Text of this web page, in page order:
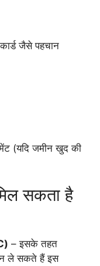
जैसे पहचान
(यदि जमीन खुद की
सकता है
– इसके तहत
ले सकते हैं इस